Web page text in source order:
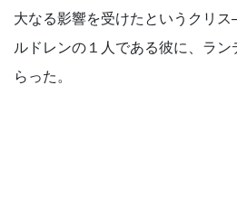
大なる影響を受けたというクリ
ルドレンの１人である彼に、ラ
らった。